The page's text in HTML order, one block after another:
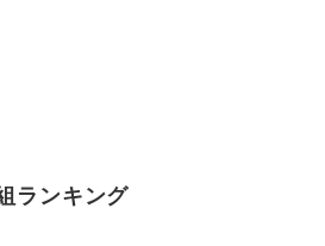
ランキング